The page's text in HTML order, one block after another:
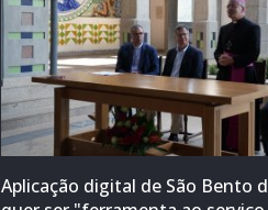
Aplicação digital de São Bento